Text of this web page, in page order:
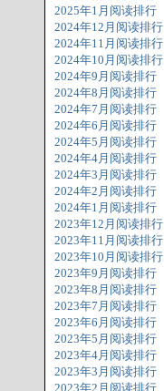
2025年1月阅读排行
2024年12月阅读排行
2024年11月阅读排行
2024年10月阅读排行
2024年9月阅读排行
2024年8月阅读排行
2024年7月阅读排行
2024年6月阅读排行
2024年5月阅读排行
2024年4月阅读排行
2024年3月阅读排行
2024年2月阅读排行
2024年1月阅读排行
2023年12月阅读排行
2023年11月阅读排行
2023年10月阅读排行
2023年9月阅读排行
2023年8月阅读排行
2023年7月阅读排行
2023年6月阅读排行
2023年5月阅读排行
2023年4月阅读排行
2023年3月阅读排行
2023年2月阅读排行